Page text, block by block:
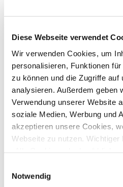
Diese Webseite verwendet
Wir verwenden Cookies, um
personalisieren, Funktionen
zu können und die Zugriffe auf
analysieren. Außerdem geben
Verwendung unserer Website
soziale Medien, Werbung und
akzeptieren unsere Cookies,
Webseite zu nutzen.
Benutzung bestimmter Dienste
Notwendig
↳ StarMoney Deluxe 15 und
↳ Anregungen und Wünsche
↳ Allgemeine Fragen zu
↳ Installation von
↳ Bedienung von
↳ StarMoney Basic 15 und
↳ Anregungen und
StarMoney Apps für
↳ StarMoney App für
↳ StarMoney App für iOS
↳ Allgemeine Fragen zu